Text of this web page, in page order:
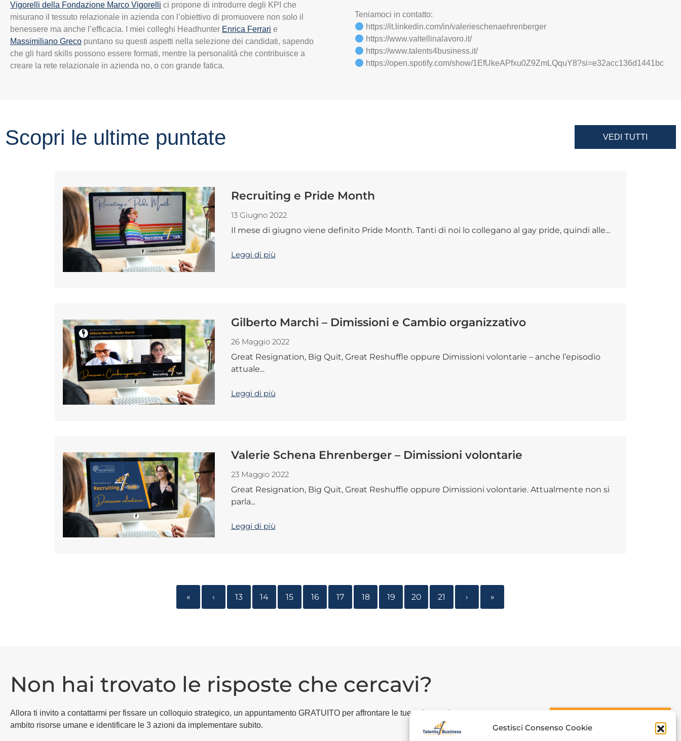
Gestisci Consenso Cookie
Vigorelli della Fondazione Marco Vigorelli ci propone di introdurre degli KPI che
misurano il tessuto relazionale in azienda con l’obiettivo di promuovere non solo il
benessere ma anche l’efficacia. I miei colleghi Headhunter Enrica Ferrari e
Massimiliano Greco puntano su questi aspetti nella selezione dei candidati, sapendo
che gli hard skills possono essere formati, mentre la personalità che contribuisce a
creare la rete relazionale in azienda no, o con grande fatica.
Teniamoci in contatto:
https://it.linkedin.com/in/valerieschenaehrenberger
https://www.valtellinalavoro.it/
https://www.talents4business.it/
https://open.spotify.com/show/1EfUkeAPfxu0Z9ZmLQquY8?si=e32acc136d1441bc
Scopri le ultime puntate VEDI TUTTI
Recruiting e Pride Month
13 Giugno 2022
Il mese di giugno viene definito Pride Month. Tanti di noi lo collegano al gay pride, quindi alle...
Leggi di più
Gilberto Marchi – Dimissioni e Cambio organizzativo
26 Maggio 2022
Great Resignation, Big Quit, Great Reshuffle oppure Dimissioni volontarie – anche l’episodio
attuale...
Leggi di più
Valerie Schena Ehrenberger – Dimissioni volontarie
23 Maggio 2022
Great Resignation, Big Quit, Great Reshuffle oppure Dimissioni volontarie. Attualmente non si
parla...
Leggi di più
« ‹ 13 14 15 16 17 18 19 20 21 › »
Non hai trovato le risposte che cercavi?
Allora ti invito a contattarmi per fissare un colloquio strategico, un appuntamento GRATUITO per affrontare le tue esigenze in
ambito risorse umane e identificare le 3 azioni da implementare subito.